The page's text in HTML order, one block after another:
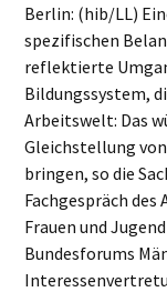
Berlin: (hib/LL)
spezifischen
reflektierte
Bildungssystem,
Arbeitswelt: Das
Gleichstellung
bringen, so die
Fachgespräch des
Frauen und
Bundesforums